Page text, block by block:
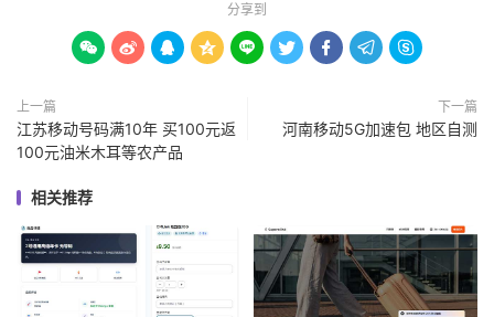
分享到
        
上一篇
江苏移动号码满10年 买100元返
100元油米木耳等农产品
下一篇
河南移动5G加速包 地区自测
相关推荐